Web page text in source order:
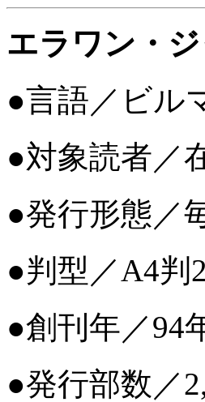
エラワン・
●言語／ビル
●対象読者／
●発行形態／
●判型／A4判
●創刊年／94
●発行部数／